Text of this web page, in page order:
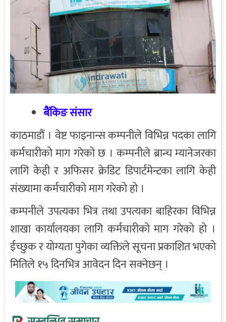
बैंकिङ संसार
काठमाडौं । वेष्ट फाइनान्स कम्पनीले विभिन्न पदका लागि
कर्मचारीको माग गरेको छ । कम्पनीले ब्रान्च म्यानेजरका
लागि केही र अफिसर क्रेडिट डिपार्टमेन्टका लागि केही
संख्यामा कर्मचारीको माग गरेको हो ।
कम्पनीले उपत्यका भित्र तथा उपत्यका बाहिरका विभिन्न
शाखा कार्यालयका लागि कर्मचारीको माग गरेको हो ।
ईच्छुक र योग्यता पुगेका व्यक्तिले सूचना प्रकाशित भएको
मितिले १५ दिनभित्र आवेदन दिन सक्नेछन् ।